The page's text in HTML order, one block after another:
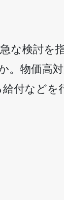
な検討を
。物価高
付などを